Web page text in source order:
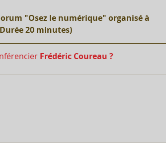
"Osez le numérique" organisé à
20 minutes)
Frédéric Coureau ?